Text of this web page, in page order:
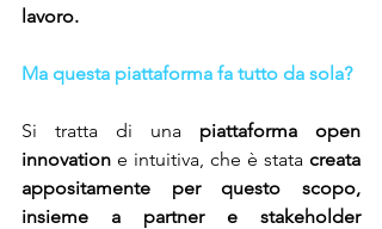
lavoro.
Ma questa piattaforma fa tutto da sola?
Si tratta di una piattaforma open
innovation e intuitiva, che è stata creata
appositamente per questo scopo,
insieme a partner e stakeholder